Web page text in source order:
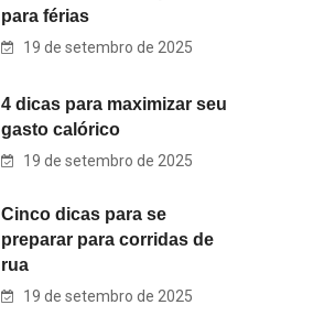
para férias
19 de setembro de 2025
4 dicas para maximizar seu
gasto calórico
19 de setembro de 2025
Cinco dicas para se
preparar para corridas de
rua
19 de setembro de 2025